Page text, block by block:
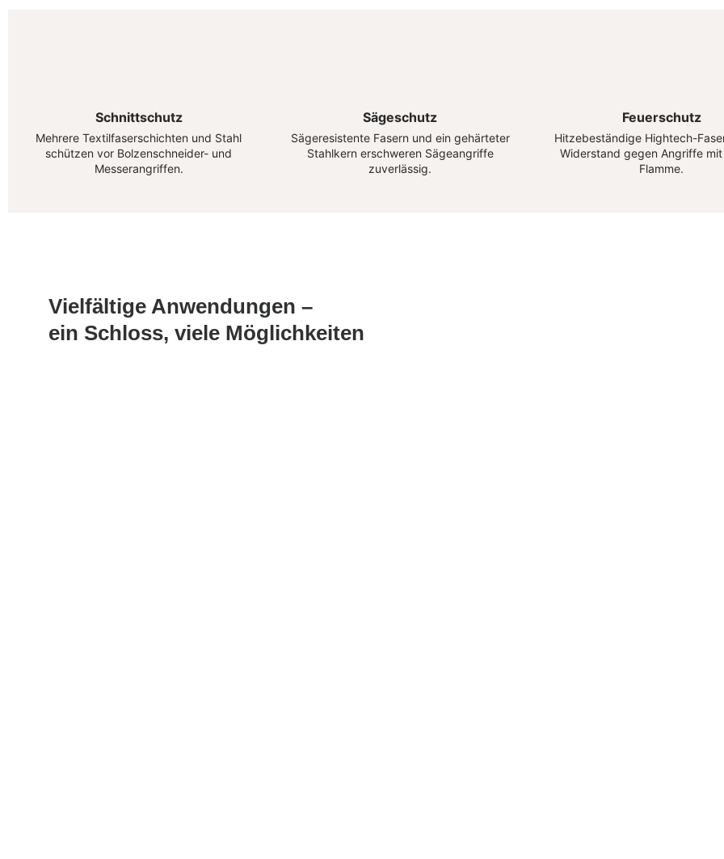
Schnittschutz
Mehrere Textilfaserschichten und Stahl
schützen vor Bolzenschneider- und
Messerangriffen.
Sägeschutz
Sägeresistente Fasern und ein gehärteter
Stahlkern erschweren Sägeangriffe
zuverlässig.
Feuerschutz
Hitzebeständige Hightech-
Widerstand gegen Angriffe
Flamme.
Vielfältige Anwendungen –
ein Schloss, viele Möglichkeiten